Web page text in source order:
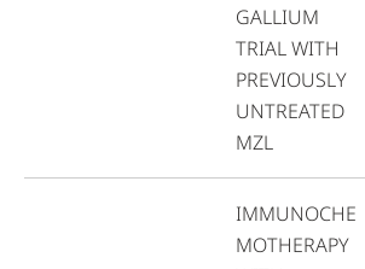
GALLIUM
TRIAL WITH
PREVIOUSLY
UNTREATED
MZL
IMMUNOCHE
MOTHERAPY